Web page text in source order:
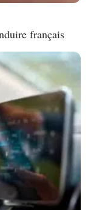
français